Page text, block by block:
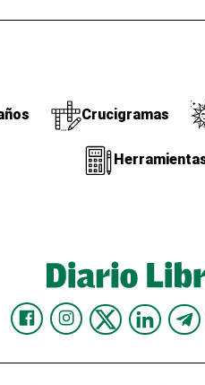
Crucigramas